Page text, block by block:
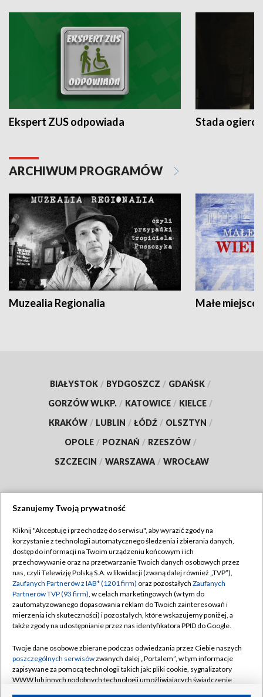
Ekspert ZUS odpowiada Stada
ARCHIWUM PROGRAMÓW
Muzealia Regionalia Małe
BIAŁYSTOK / BYDGOSZCZ / GDAŃSK /
GORZÓW WLKP. / KATOWICE / KIELCE /
KRAKÓW / LUBLIN / ŁÓDŹ / OLSZTYN /
OPOLE / POZNAŃ / RZESZÓW /
SZCZECIN / WARSZAWA / WROCŁAW
TVP
Abonament TVP
Emisja w TVP
Centrum informacji TVP
Naziemna Telewizja Cyfrowa
Rada Programowa
System NOS
Informacje o nadawcy
Regulamin TVP
Polityka prywatności
Moje zgody
Pomoc
Kontakt
Szanujemy Twoją prywatność
Kliknij "Akceptuję i przechodzę do serwisu", aby wyrazić zgody na
korzystanie z technologii automatycznego śledzenia i zbierania danych,
dostęp do informacji na Twoim urządzeniu końcowym i ich
przechowywanie oraz na przetwarzanie Twoich danych osobowych przez
nas, czyli Telewizję Polską S.A. w likwidacji (zwaną dalej również „TVP”),
Zaufanych Partnerów z IAB* (1201 firm) oraz pozostałych Zaufanych
Partnerów TVP (93 firm), w celach marketingowych (w tym do
zautomatyzowanego dopasowania reklam do Twoich zainteresowań i
mierzenia ich skuteczności) i pozostałych, które wskazujemy poniżej, a
także zgody na udostępnianie przez nas identyfikatora PPID do Google.
Twoje dane osobowe zbierane podczas odwiedzania przez Ciebie naszych
poszczególnych serwisówzwanych dalej „Portalem”, w tym informacje
zapisywane za pomocą technologii takich jak: pliki cookie, sygnalizatory
WWW lub innych podobnych technologii umożliwiających świadczenie